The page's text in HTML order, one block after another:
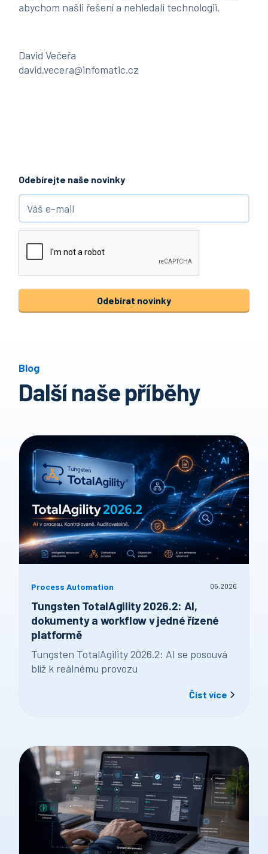
Odebírejte naše novinky
abychom našli řešení a nehledali technologii.
David Večeřa
david.vecera@infomatic.cz
Blog
Další naše příběhy
Process Automation 05 2026
Tungsten TotalAgility 2026.2: AI,
dokumenty a workflow v jedné řízené
platformě
Tungsten TotalAgility 2026.2: AI se posouvá
blíž k reálnému provozu
Číst více